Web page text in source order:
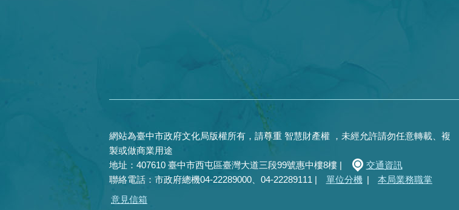
網站為臺中市政府文化局版權所有，請尊重 智慧財產權 ，未經允許請勿任意轉載、複
製或做商業用途
地址：407610 臺中市西屯區臺灣大道三段99號惠中樓8樓 |
交通資訊
聯絡電話：市政府總機04-22289000、04-22289111 |
單位分機 |
本局業務職掌
意見信箱